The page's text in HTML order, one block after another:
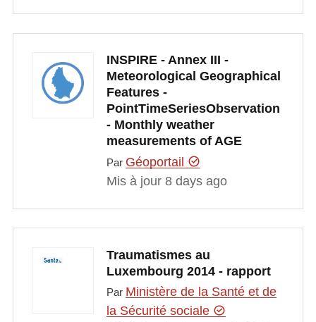
INSPIRE - Annex III -
Meteorological Geographical
Features -
PointTimeSeriesObservation
- Monthly weather
measurements of AGE
Par Géoportail
Mis à jour 8 days ago
Traumatismes au
Luxembourg 2014 - rapport
Par Ministère de la Santé et de
la Sécurité sociale